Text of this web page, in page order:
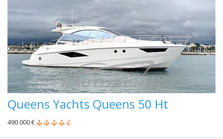
Queens Yachts Queens 50 Ht
490 000 €